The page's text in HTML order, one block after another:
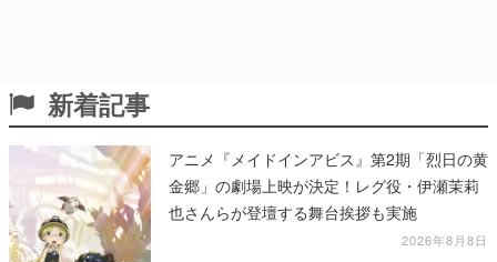
新着記事
アニメ『メイドインアビス』第2期「烈日の黄
金郷」の劇場上映が決定！レグ役・伊瀬茉莉
也さんらが登壇する舞台挨拶も実施
2026年8月8日